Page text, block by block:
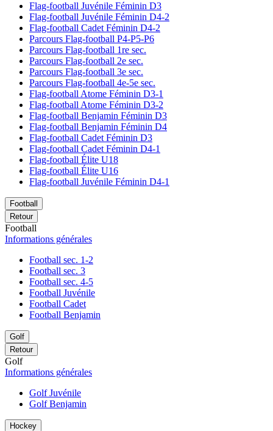
Flag-football Juvénile Féminin D3
Flag-football Juvénile Féminin D4-2
Flag-football Cadet Féminin D4-2
Parcours Flag-football P4-P5-P6
Parcours Flag-football 1re sec.
Parcours Flag-football 2e sec.
Parcours Flag-football 3e sec.
Parcours Flag-football 4e-5e sec.
Flag-football Atome Féminin D3-1
Flag-football Atome Féminin D3-2
Flag-football Benjamin Féminin D3
Flag-football Benjamin Féminin D4
Flag-football Cadet Féminin D3
Flag-football Cadet Féminin D4-1
Flag-football Élite U18
Flag-football Élite U16
Flag-football Juvénile Féminin D4-1
Football
Retour
Football
Informations générales
Football sec. 1-2
Football sec. 3
Football sec. 4-5
Football Juvénile
Football Cadet
Football Benjamin
Golf
Retour
Golf
Informations générales
Golf Juvénile
Golf Benjamin
Hockey